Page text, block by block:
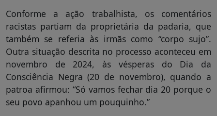
Conforme a ação trabalhista, os comentários
racistas partiam da proprietária da padaria, que
também se referia às irmãs como “corpo sujo”.
Outra situação descrita no processo aconteceu em
novembro de 2024, às vésperas do Dia da
Consciência Negra (20 de novembro), quando a
patroa afirmou: “Só vamos fechar dia 20 porque o
seu povo apanhou um pouquinho.”